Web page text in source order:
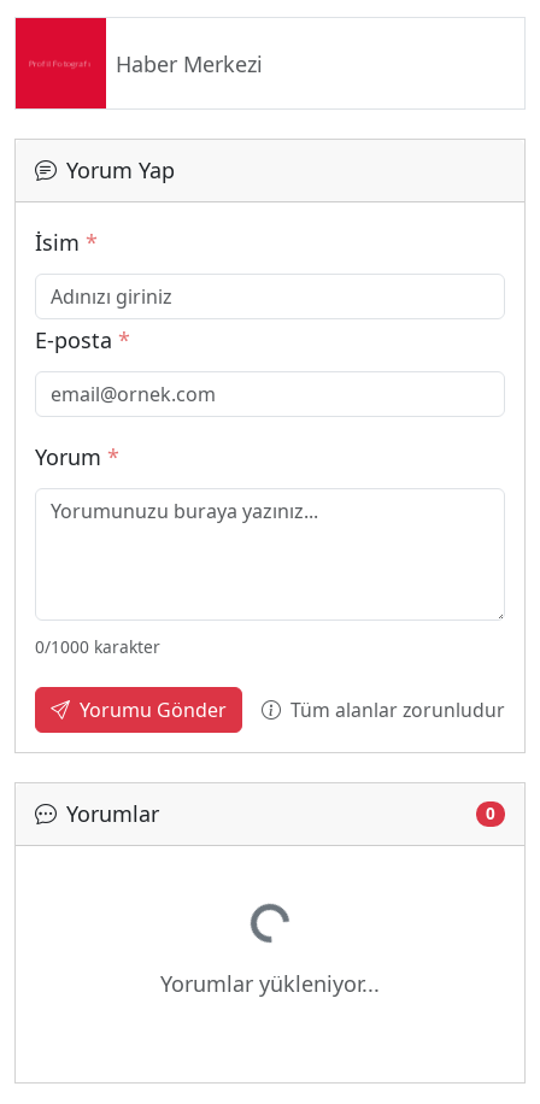
Haber Merkezi
Yorum Yap
İsim *
E-posta *
Yorum *
0/1000 karakter
Yorumu Gönder Tüm alanlar zorunludur
Yorumlar 0
Yükleniyor...
Yorumlar yükleniyor...